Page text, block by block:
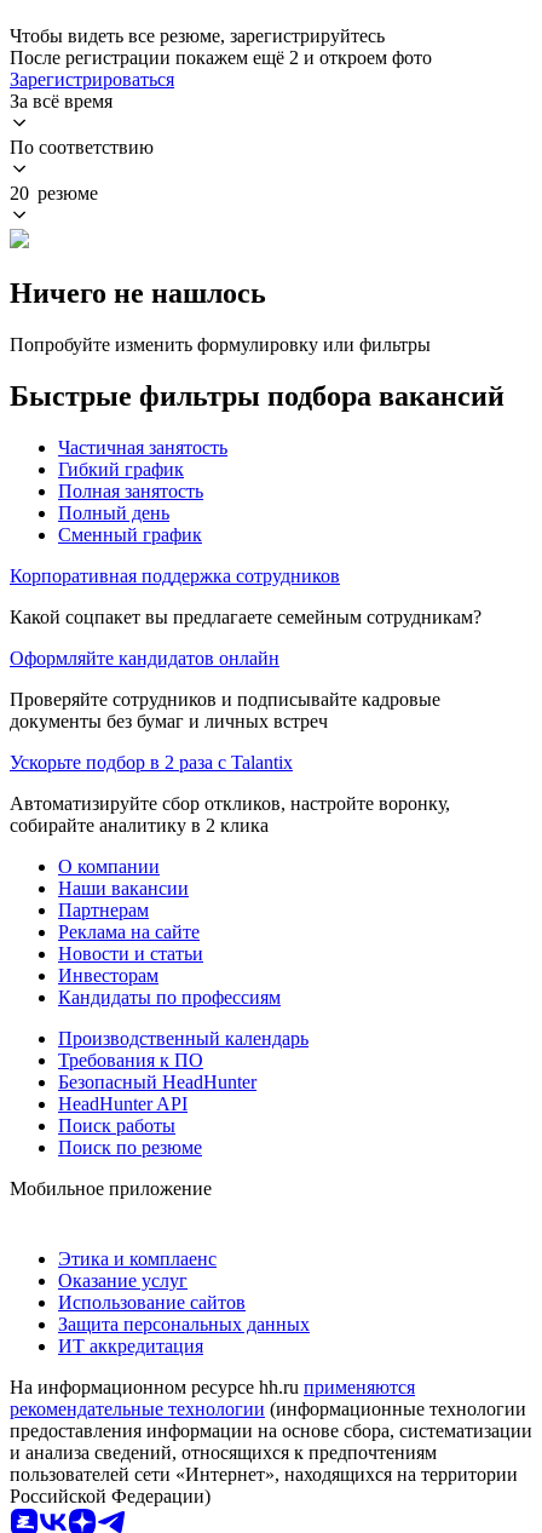
Чтобы видеть все резюме, зарегистрируйтесь
После регистрации покажем ещё 2 и откроем фото
Зарегистрироваться
За всё время
По соответствию
20 резюме
Ничего не нашлось
Попробуйте изменить формулировку или фильтры
Быстрые фильтры подбора вакансий
Частичная занятость
Гибкий график
Полная занятость
Полный день
Сменный график
Корпоративная поддержка сотрудников
Какой соцпакет вы предлагаете семейным сотрудникам?
Оформляйте кандидатов онлайн
Проверяйте сотрудников и подписывайте кадровые
документы без бумаг и личных встреч
Ускорьте подбор в 2 раза с Talantix
Автоматизируйте сбор откликов, настройте воронку,
собирайте аналитику в 2 клика
О компании
Наши вакансии
Партнерам
Реклама на сайте
Новости и статьи
Инвесторам
Кандидаты по профессиям
Производственный календарь
Требования к ПО
Безопасный HeadHunter
HeadHunter API
Поиск работы
Поиск по резюме
Мобильное приложение
Этика и комплаенс
Оказание услуг
Использование сайтов
Защита персональных данных
ИТ аккредитация
На информационном ресурсе hh.ru применяются
рекомендательные технологии (информационные технологии
предоставления информации на основе сбора, систематизации
и анализа сведений, относящихся к предпочтениям
пользователей сети «Интернет», находящихся на территории
Российской Федерации)